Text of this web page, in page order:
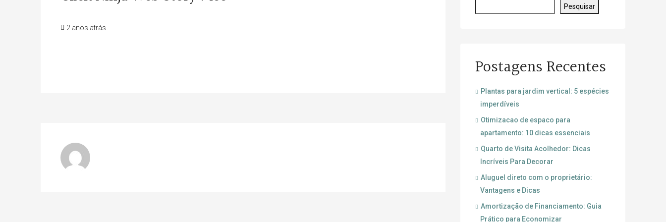
2 anos atrás
Pesquisar
Postagens Recentes
Plantas para jardim vertical: 5 espécies
imperdíveis
Otimizacao de espaco para
apartamento: 10 dicas essenciais
Quarto de Visita Acolhedor: Dicas
Incríveis Para Decorar
Aluguel direto com o proprietário:
Vantagens e Dicas
Amortização de Financiamento: Guia
Prático para Economizar